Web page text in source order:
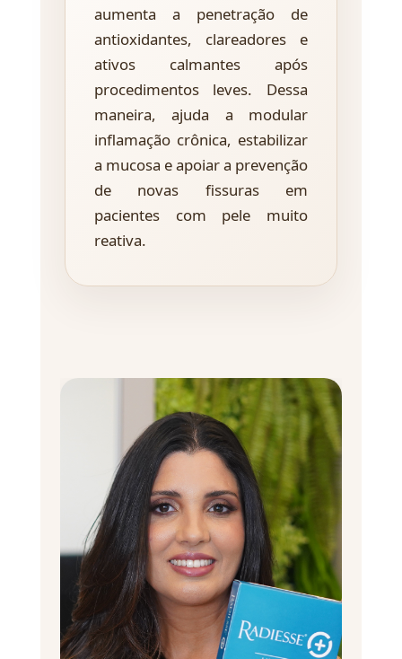
aumenta a penetração de
antioxidantes, clareadores e
ativos calmantes após
procedimentos leves. Dessa
maneira, ajuda a modular
inflamação crônica, estabilizar
a mucosa e apoiar a prevenção
de novas fissuras em
pacientes com pele muito
reativa.